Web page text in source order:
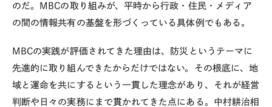
のだ。
MBCの取り組みが、平時から行政・住民・メディア
の間の情報共有の基盤を形づくっている具体例でもある。
MBCの実践が評価されてきた理由は、防災というテーマに
先進的に取り組んできたからだけではない。その根底に、地
域と運命を共にするという一貫した理念があり、それが経営
判断や日々の実務にまで貫かれてきた点にある。中村耕治相